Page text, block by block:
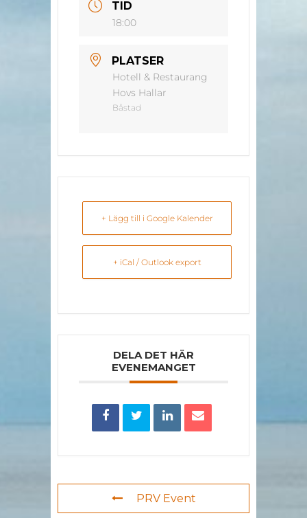
TID
18:00
PLATSER
Hotell & Restaurang
Hovs Hallar
Båstad
+ Lägg till i Google Kalender
+ iCal / Outlook export
DELA DET HÄR
EVENEMANGET
PRV Event